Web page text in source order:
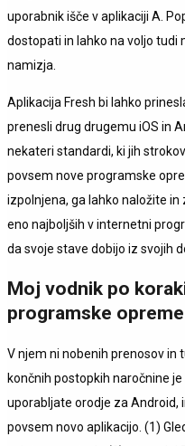
uporabnik išče v aplikaciji A.
dostopati in lahko na voljo tudi
namizja.
Aplikacija Fresh bi lahko
prenesli drug drugemu iOS in
nekateri standardi, ki jih
povsem nove programske
izpolnjena, ga lahko naložite
eno najboljših v internetni
da svoje stave dobijo iz svojih
Moj vodnik po
programske
V njem ni nobenih prenosov in
končnih postopkih naročnine
uporabljate orodje za Android,
povsem novo aplikacijo. (1)